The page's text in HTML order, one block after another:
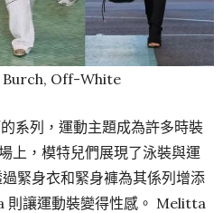
Off-White
系列，運動主題成為許多時裝
上，模特兒們展現了泳裝與運
緊身衣和緊身褲為其係列增添
則讓運動裝變得性感。 Melitta